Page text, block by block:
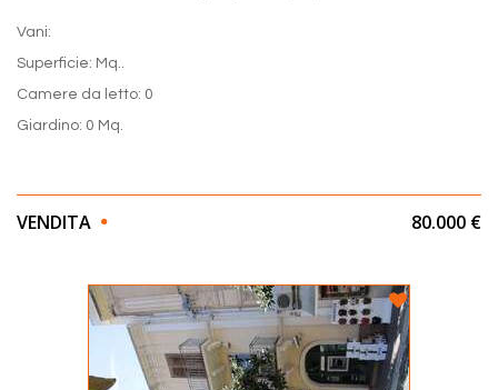
Vani:
Superficie: Mq..
Camere da letto: 0
Giardino: 0 Mq.
VENDITA 80.000 €